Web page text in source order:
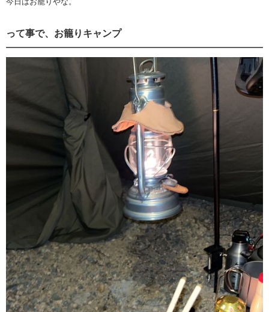
って事で、お籠りキャンプ